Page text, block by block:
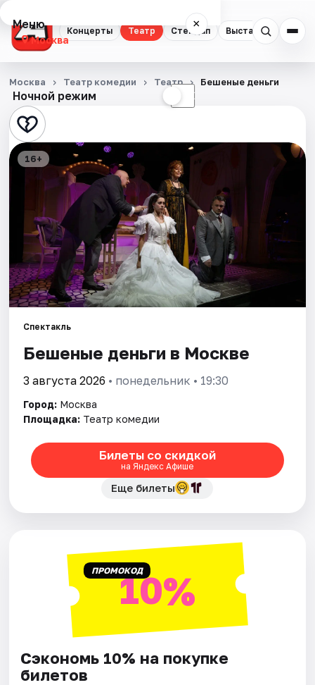
Концерты Театр Стендап Выставки
Меню ×
Москва
Концерты
Театр
Стендап
Выставки
Квесты
Экскурсии
Спорт
События
Города
Площадки
Артисты
Рейтинги
Ночной режим ☾
Москва Театр комедии Театр Бешеные деньги
16+
Спектакль
Бешеные деньги в Москве
3 августа 2026 • понедельник • 19:30
Город: Москва
Площадка: Театр комедии
Билеты со скидкой
на Яндекс Афише
Еще билеты
ПРОМОКОД10%
Сэкономь 10% на покупке
билетов